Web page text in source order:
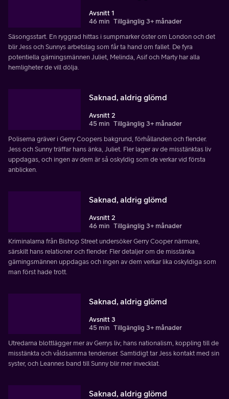
Avsnitt 1
46 min Tillgänglig 3+ månader
Säsongsstart. En ryggrad hittas i sumpmarker öster om London och det
blir Jess och Sunnys arbetslag som får ta hand om fallet. De fyra
potentiella gärningsmännen Juliet, Melinda, Asif och Marty har alla
hemligheter de vill dölja.
Saknad, aldrig glömd
Avsnitt 2
45 min Tillgänglig 3+ månader
Poliserna gräver i Gerry Coopers bakgrund, förhållanden och fiender.
Jess och Sunny träffar hans änka, Juliet. Fler lager av de misstänktas liv
uppdagas, och ingen av dem är så oskyldig som de verkar vid första
anblicken.
Saknad, aldrig glömd
Avsnitt 2
46 min Tillgänglig 3+ månader
Kriminalarna från Bishop Street undersöker Gerry Cooper närmare,
särskilt hans relationer och fiender. Fler detaljer om de misstänka
gärningsmännen uppdagas och ingen av dem verkar lika oskyldiga som
man först hade trott.
Saknad, aldrig glömd
Avsnitt 3
45 min Tillgänglig 3+ månader
Utredarna blottlägger mer av Gerrys liv; hans nationalism, koppling till de
misstänkta och våldsamma tendenser. Samtidigt tar Jess kontakt med sin
syster, och Leannes band till Sunny blir mer invecklat.
Saknad, aldrig glömd